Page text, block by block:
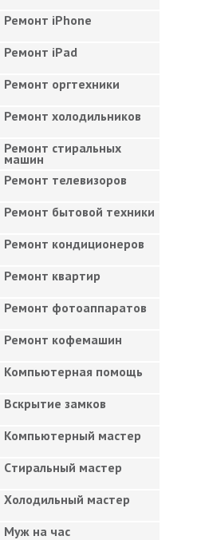
Ремонт iPhone
Ремонт iPad
Ремонт оргтехники
Ремонт холодильников
Ремонт стиральных
машин
Ремонт телевизоров
Ремонт бытовой техники
Ремонт кондиционеров
Ремонт квартир
Ремонт фотоаппаратов
Ремонт кофемашин
Компьютерная помощь
Вскрытие замков
Компьютерный мастер
Cтиральный мастер
Холодильный мастер
Муж на час